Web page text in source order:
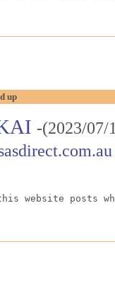
up
-(2023/
website posts